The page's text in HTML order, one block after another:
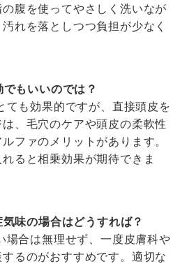
腹を使ってやさしく洗いなが
れを落としつつ負担が少なく
もいいのでは？
ても効果的ですが、直接頭皮を
、毛穴のケアや頭皮の柔軟性
ファのメリットがあります。
ると相乗効果が期待できま
味の場合はどうすれば？
場合は無理せず、一度皮膚科や
るのがおすすめです。適切な